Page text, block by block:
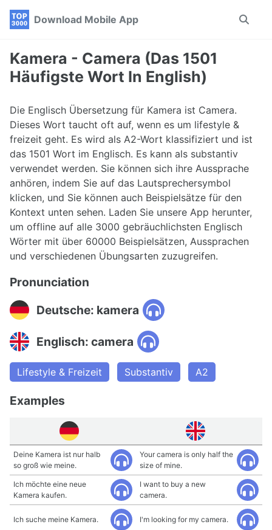
Skip
navigation
Skip
Skip
Download Mobile App
Toggle
Kamera - Camera (Das 1501
Häufigste Wort In English)
Die Englisch Übersetzung für Kamera ist Camera.
Dieses Wort taucht oft auf, wenn es um lifestyle &
freizeit geht. Es wird als A2-Wort klassifiziert und ist
das 1501 Wort im Englisch. Es kann als substantiv
verwendet werden. Sie können sich ihre Aussprache
anhören, indem Sie auf das Lautsprechersymbol
klicken, und Sie können auch Beispielsätze für den
Kontext unten sehen. Laden Sie unsere App herunter,
um offline auf alle 3000 gebräuchlichsten Englisch
Wörter mit über 60000 Beispielsätzen, Aussprachen
und verschiedenen Übungsarten zuzugreifen.
Pronunciation
Deutsche: kamera
Englisch: camera
Lifestyle & Freizeit Substantiv A2
Examples
Deine Kamera ist nur halb
so groß wie meine.
Your camera is only half the
size of mine.
Ich möchte eine neue
Kamera kaufen.
I want to buy a new
camera.
Ich suche meine Kamera. I'm looking for my camera.